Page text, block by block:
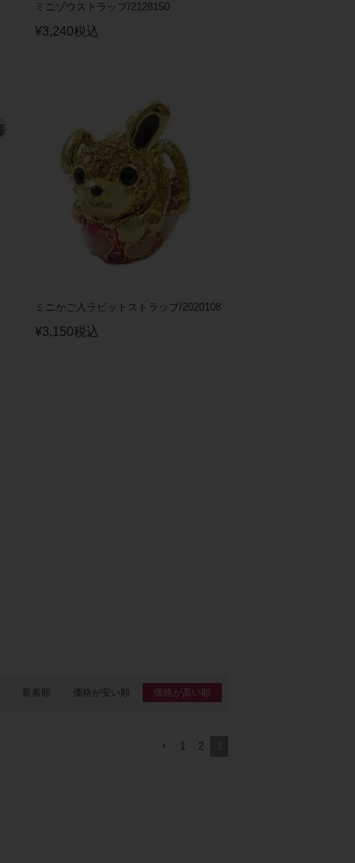
ミニゾウストラップ/2128150
¥3,240税込
ミニかご入ラビットストラップ/2020108
¥3,150税込
新着順 価格が安い順 価格が高い順
1 2